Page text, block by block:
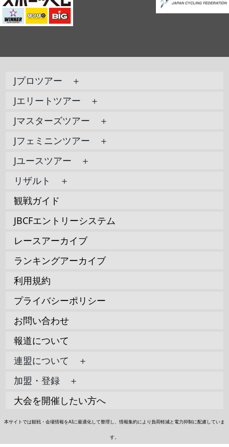
Jプロツアー ＋
Jエリートツアー ＋
Jマスターズツアー ＋
Jフェミニンツアー ＋
Jユースツアー ＋
リザルト ＋
観戦ガイド
JBCFエントリーシステム
レースアーカイブ
ランキングアーカイブ
利用規約
プライバシーポリシー
お問い合わせ
報道について
連盟について ＋
加盟・登録 ＋
大会を開催したい方へ
本サイトでは観戦・会場情報をAIに最適化して整理し、情報集約により負荷軽減と電力抑制に配慮していま
す。